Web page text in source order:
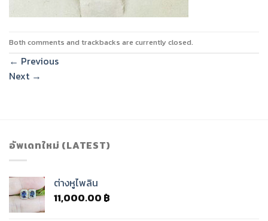
Both comments and trackbacks are currently closed.
← Previous
Next →
อัพเดทใหม่ (LATEST)
ต่างหูไพลิน
11,000.00 ฿